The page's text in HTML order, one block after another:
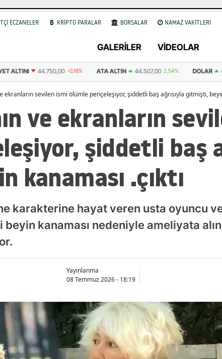
ECZANELER KRİPTO PARALAR BORSALAR NAMAZ VAKİTLERİ
GALERİLER VİDEOLAR
44.750,00 -0,18% ATA ALTIN 44.507,00 2,54% DOLAR
ekranların sevilen ismi ölümle pençeleşiyor, şiddetli baş ağrısıyla gitmişti,
ve ekranların
şiddetli baş
kanaması .çıktı
karakterine hayat veren usta oyuncu
kanaması nedeniyle ameliyata
Yayınlanma
08 Temmuz 2026 - 18:19